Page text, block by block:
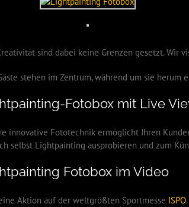
sind dabei keine Grenzen gesetzt. Wir
stehen im Zentrum, während um sie
Fotobox mit Live
innovative Fototechnik ermöglicht Ihren
selbst Lightpainting ausprobieren und zum
Fotobox im Video
Aktion auf der weltgrößten Sportmesse ISPO